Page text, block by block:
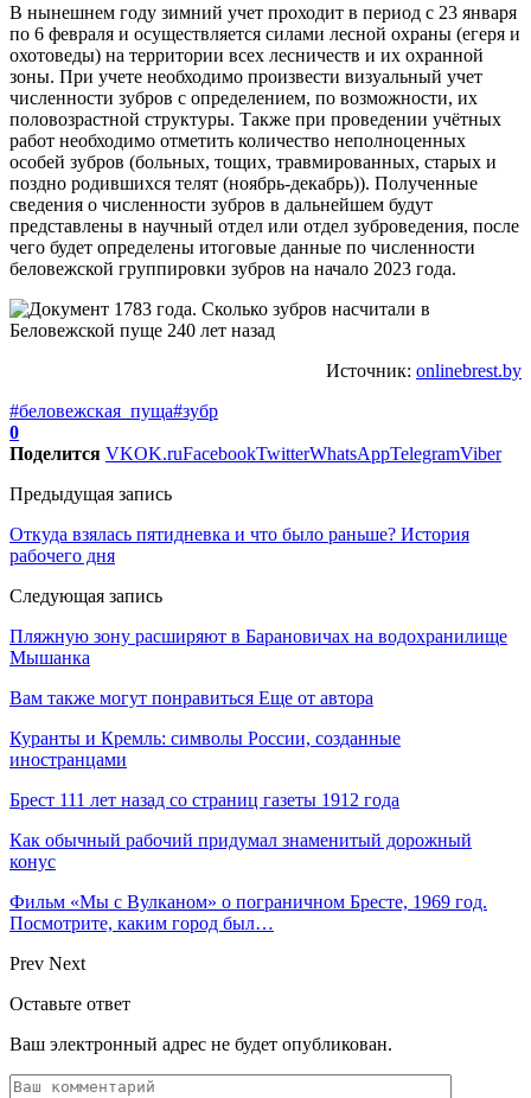
В нынешнем году зимний учет проходит в период с 23 января
по 6 февраля и осуществляется силами лесной охраны (егеря и
охотоведы) на территории всех лесничеств и их охранной
зоны. При учете необходимо произвести визуальный учет
численности зубров с определением, по возможности, их
половозрастной структуры. Также при проведении учётных
работ необходимо отметить количество неполноценных
особей зубров (больных, тощих, травмированных, старых и
поздно родившихся телят (ноябрь-декабрь)). Полученные
сведения о численности зубров в дальнейшем будут
представлены в научный отдел или отдел зуброведения, после
чего будет определены итоговые данные по численности
беловежской группировки зубров на начало 2023 года.
Источник: onlinebrest.by
#беловежская_пуща#зубр
0
Поделится VKOK.ruFacebookTwitterWhatsAppTelegramViber
Предыдущая запись
Откуда взялась пятидневка и что было раньше? История
рабочего дня
Следующая запись
Пляжную зону расширяют в Барановичах на водохранилище
Мышанка
Вам также могут понравиться Еще от автора
Куранты и Кремль: символы России, созданные
иностранцами
Брест 111 лет назад со страниц газеты 1912 года
Как обычный рабочий придумал знаменитый дорожный
конус
Фильм «Мы с Вулканом» о пограничном Бресте, 1969 год.
Посмотрите, каким город был…
Prev Next
Оставьте ответ
Ваш электронный адрес не будет опубликован.